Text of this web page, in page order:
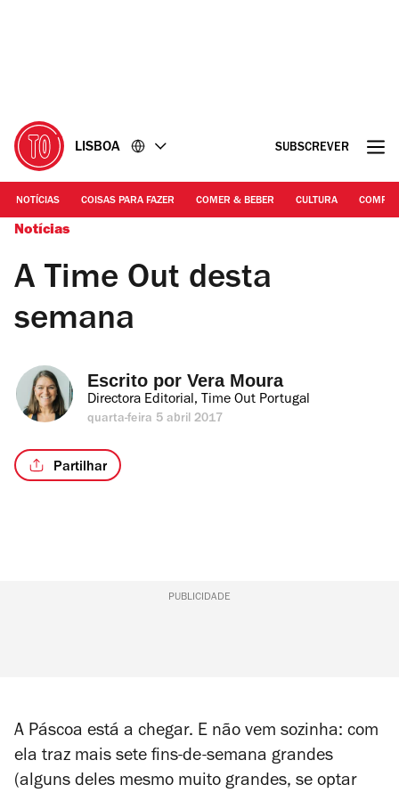
LISBOA SUBSCREVER
NOTÍCIAS COISAS PARA FAZER COMER & BEBER CULTURA
Notícias
A Time Out desta
semana
Escrito por Vera Moura
Directora Editorial, Time Out Portugal
quarta-feira 5 abril 2017
Partilhar
PUBLICIDADE
A Páscoa está a chegar. E não vem sozinha: com
ela traz mais sete fins-de-semana grandes
(alguns deles mesmo muito grandes, se optar